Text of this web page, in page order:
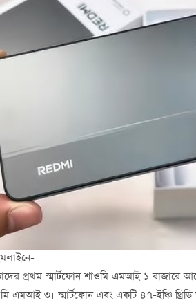
প্রথম স্মার্টফোন শাওমি এমআই ১ বাজারে
এমআই ৩। স্মার্টফোন এবং একটি ৪৭-ইঞ্চি